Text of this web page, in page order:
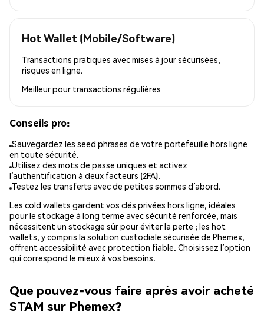
Hot Wallet (Mobile/Software)
Transactions pratiques avec mises à jour sécurisées,
risques en ligne.
Meilleur pour transactions régulières
Conseils pro:
Sauvegardez les seed phrases de votre portefeuille hors ligne
en toute sécurité.
Utilisez des mots de passe uniques et activez
l’authentification à deux facteurs (2FA).
Testez les transferts avec de petites sommes d’abord.
Les cold wallets gardent vos clés privées hors ligne, idéales
pour le stockage à long terme avec sécurité renforcée, mais
nécessitent un stockage sûr pour éviter la perte ; les hot
wallets, y compris la solution custodiale sécurisée de Phemex,
offrent accessibilité avec protection fiable. Choisissez l’option
qui correspond le mieux à vos besoins.
Que pouvez-vous faire après avoir acheté
STAM sur Phemex?